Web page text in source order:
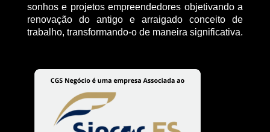
sonhos e projetos empreendedores objetivando a
renovação do antigo e arraigado conceito de
trabalho, transformando-o de maneira significativa.